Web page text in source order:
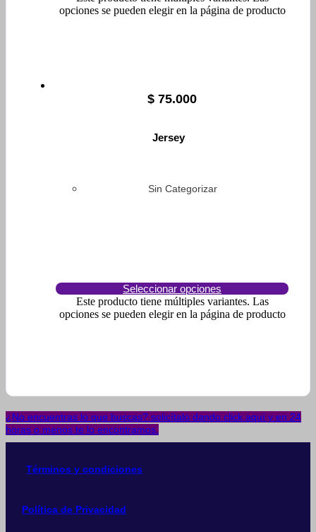
opciones se pueden elegir en la página de producto
$ 75.000
Jersey
Sin Categorizar
Seleccionar opciones
Este producto tiene múltiples variantes. Las
opciones se pueden elegir en la página de producto
¿No encuentras lo que buscas? solicítalo dando click aquí y en 24
horas o menos te lo encontramos.
Términos y condiciones
Política de Privacidad